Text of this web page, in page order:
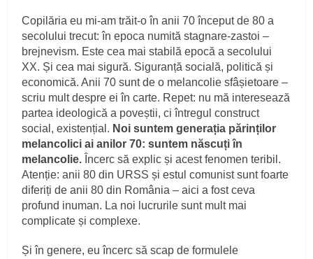
Copilăria eu mi-am trăit-o în anii 70 început de 80 a
secolului trecut: în epoca numită stagnare-zastoi –
brejnevism. Este cea mai stabilă epocă a secolului
XX. Și cea mai sigură. Siguranță socială, politică și
economică. Anii 70 sunt de o melancolie sfâșietoare –
scriu mult despre ei în carte. Repet: nu mă interesează
partea ideologică a poveștii, ci întregul construct
social, existențial. Noi suntem generația părinților
melancolici ai anilor 70: suntem născuți în
melancolie. Încerc să explic și acest fenomen teribil.
Atenție: anii 80 din URSS și estul comunist sunt foarte
diferiți de anii 80 din România – aici a fost ceva
profund inuman. La noi lucrurile sunt mult mai
complicate și complexe.
Și în genere, eu încerc să scap de formulele